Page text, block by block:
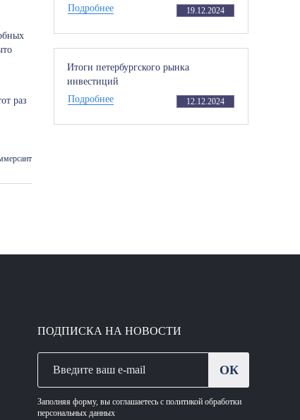
раз
Подробнее
19.12.2024
Итоги петербургского рынка
инвестиций
Подробнее
12.12.2024
ПОДПИСКА НА НОВОСТИ
ОК
Заполняя форму, вы соглашаетесь с политикой обработки
персональных данных